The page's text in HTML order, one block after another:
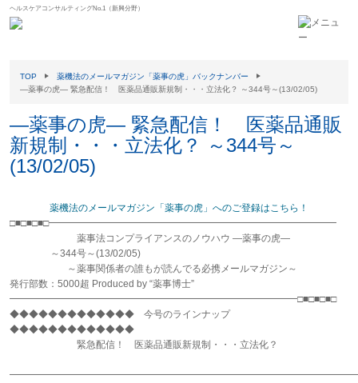
ヘルスケアコンサルティングNo.1（新興分野）
TOP
薬機法のメールマガジン「薬事の虎」バックナンバー
―薬事の虎― 緊急配信！ 医薬品通販新規制・・・立法化？ ～344号～(13/02/05)
―薬事の虎― 緊急配信！ 医薬品通販
新規制・・・立法化？ ～344号～
(13/02/05)
薬機法のメールマガジン「薬事の虎」へのご登録はこちら！
□■□■□■□━━━━━━━━━━━━━━━━━━━━━━━━━━━━━━
薬事法コンプライアンスのノウハウ ―薬事の虎―
～344号～(13/02/05)
～薬事関係者の誰もが読んでる必携メールマガジン～
発行部数：5000超 Produced by “薬事博士”
━━━━━━━━━━━━━━━━━━━━━━━━━━━━━━□■□■□■□
◆◆◆◆◆◆◆◆◆◆◆◆◆ 今号のラインナップ
◆◆◆◆◆◆◆◆◆◆◆◆◆
緊急配信！ 医薬品通販新規制・・・立法化？